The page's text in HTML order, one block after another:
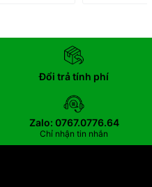
Đổi trả tính phí
Zalo: 0767.0776.64
Chỉ nhận tin nhắn